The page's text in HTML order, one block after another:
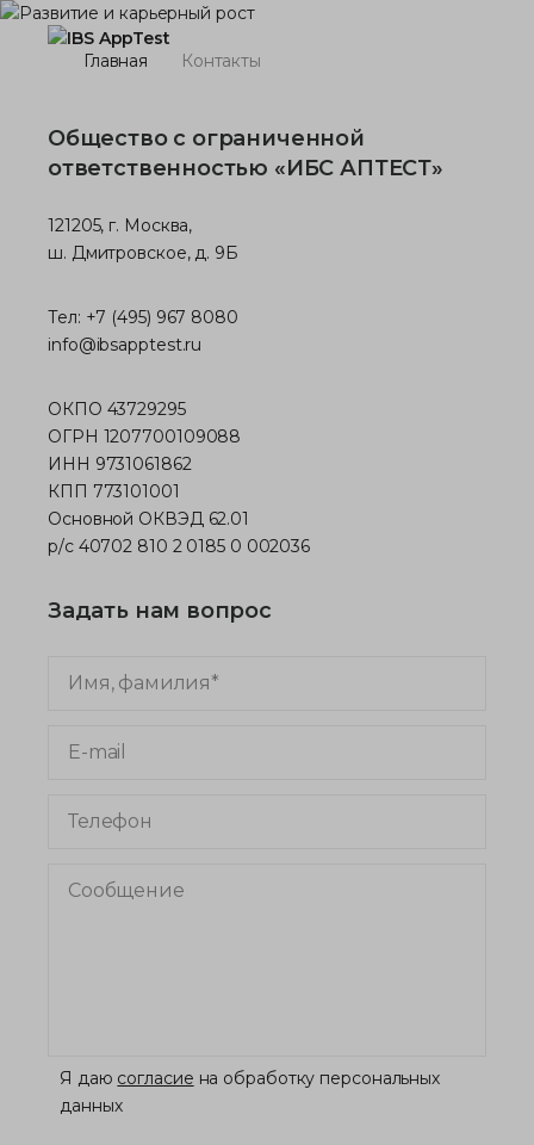
Главная Контакты
Общество с ограниченной
ответственностью «ИБС АПТЕСТ»
121205, г. Москва,
ш. Дмитровское, д. 9Б
Тел: +7 (495) 967 8080
info@ibsapptest.ru
ОКПО 43729295
ОГРН 1207700109088
ИНН 9731061862
КПП 773101001
Основной ОКВЭД 62.01
р/с 40702 810 2 0185 0 002036
Задать нам вопрос
Я даю согласие на обработку персональных
данных